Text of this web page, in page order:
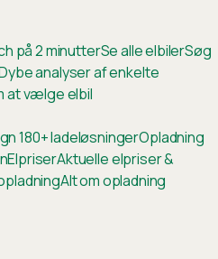
på 2 minutterSe alle elbilerSøg
analyser af enkelte
at vælge elbil
180+ ladeløsningerOpladning
ElpriserAktuelle elpriser &
Alt om opladning